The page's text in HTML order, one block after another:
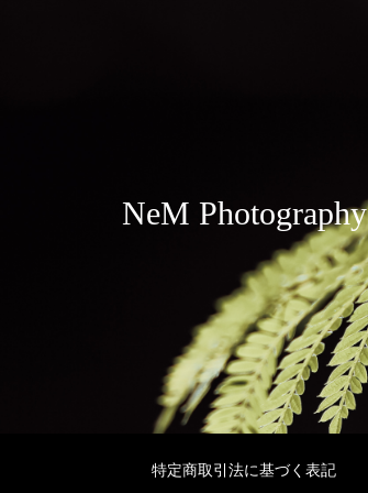
NeM Photography
特定商取引法に基づく表記